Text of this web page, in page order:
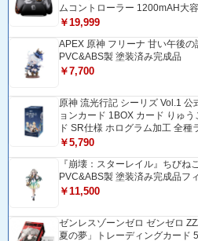
ムコントローラー 1200mAH大
ティック 1000Hzポーリングレ
面ボタンロック付きゲームパッ
ボダン Bluetooth/USBトングル/
￥19,999
APEX 原神 フリーナ 甘い午後
PVC&ABS製 塗装済み完成品
￥7,700
原神 流光行記 シーリズ Vol.1
ョンカード 1BOX カード りゅ
ド SR仕様 ホログラム加工 全種
￥5,790
『崩壊：スターレイル』ちびね
PVC&ABS製 塗装済み完成品フ
￥11,500
ゼンレスゾーンゼロ ゼンゼロ
夏の夢」トレーディングカード